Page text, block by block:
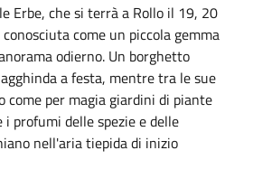
Erbe, che si terrà a Rollo il 19, 20
come un piccola gemma
odierno. Un borghetto
a festa, mentre tra le sue
come per magia giardini di piante
i profumi delle spezie e delle
nell'aria tiepida di inizio